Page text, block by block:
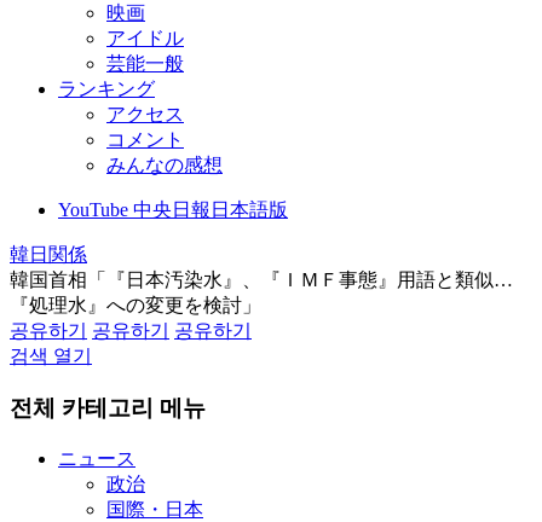
映画
アイドル
芸能一般
ランキング
アクセス
コメント
みんなの感想
YouTube 中央日報日本語版
韓日関係
韓国首相「『日本汚染水』、『ＩＭＦ事態』用語と類似…
『処理水』への変更を検討」
공유하기
공유하기
공유하기
검색 열기
전체 카테고리 메뉴
ニュース
政治
国際・日本